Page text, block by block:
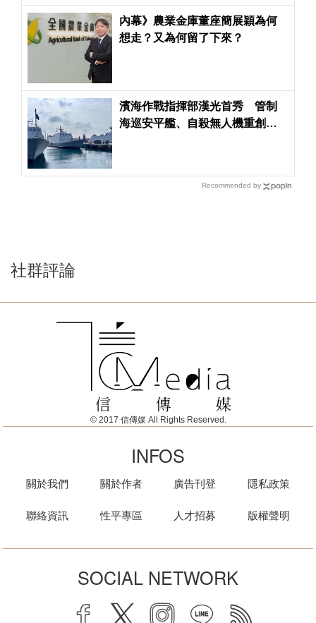
內幕》農業金庫董座簡展穎為何
想走？又為何留了下來？
濱海作戰指揮部漢光首秀 管制
海巡安平艦、自殺無人機重創共
Recommended by
社群評論
© 2017 信傳媒 All Rights Reserved.
INFOS
關於我們
聯絡資訊
關於作者
性平專區
廣告刊登
人才招募
隱私政策
版權聲明
SOCIAL NETWORK
facebook twitter instagram